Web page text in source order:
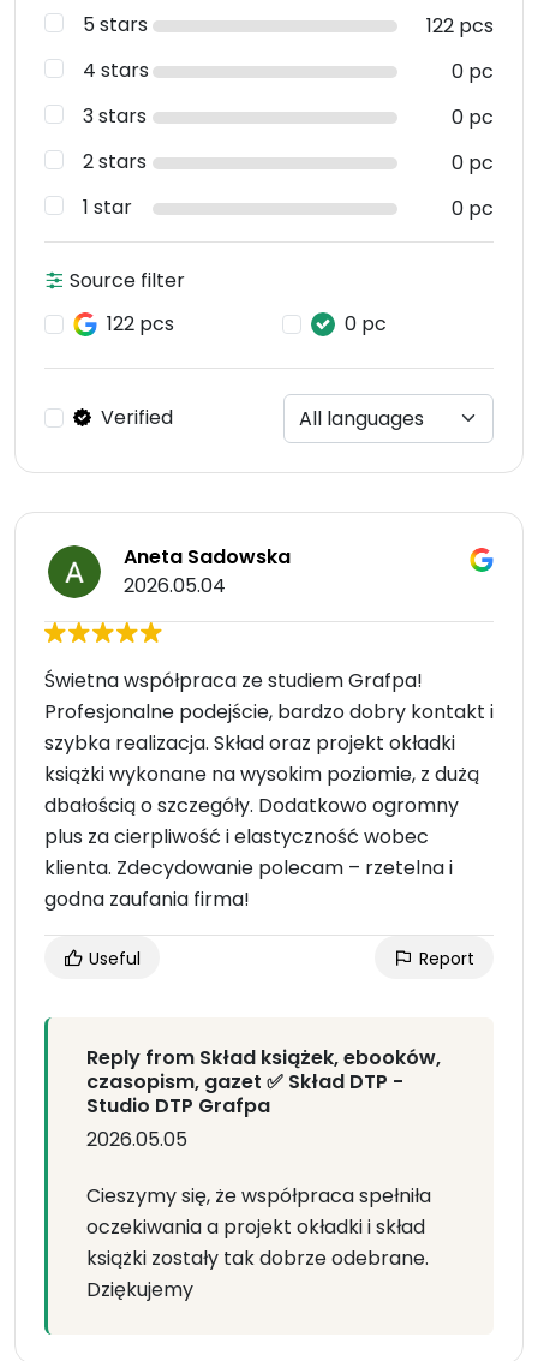
5 stars
122 pcs
4 stars
0 pc
3 stars
0 pc
2 stars
0 pc
1 star
0 pc
Source filter
122 pcs
0 pc
Verified
Aneta Sadowska
2026.05.04
Świetna współpraca ze studiem Grafpa!
Profesjonalne podejście, bardzo dobry kontakt i
szybka realizacja. Skład oraz projekt okładki
książki wykonane na wysokim poziomie, z dużą
dbałością o szczegóły. Dodatkowo ogromny
plus za cierpliwość i elastyczność wobec
klienta. Zdecydowanie polecam – rzetelna i
godna zaufania firma!
Useful Report
Reply from Skład książek, ebooków,
czasopism, gazet ✅ Skład DTP -
Studio DTP Grafpa
2026.05.05
Cieszymy się, że współpraca spełniła
oczekiwania a projekt okładki i skład
książki zostały tak dobrze odebrane.
Dziękujemy